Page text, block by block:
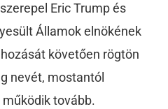
Eric Trump és
Államok elnökének
követően rögtön
nevét, mostantól
tovább.